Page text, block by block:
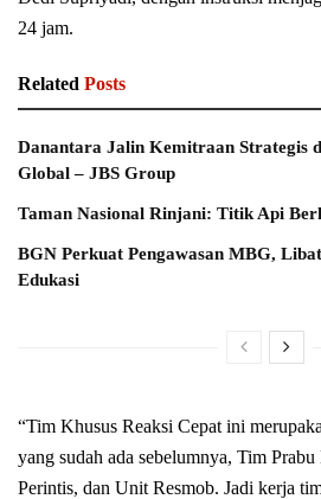
24 jam.
Related Posts
Danantara Jalin Kemitraan Strategis
Global – JBS Group
Taman Nasional Rinjani: Titik Api
BGN Perkuat Pengawasan MBG,
Edukasi
“Tim Khusus Reaksi Cepat ini
yang sudah ada sebelumnya, Tim
Perintis, dan Unit Resmob. Jadi kerja